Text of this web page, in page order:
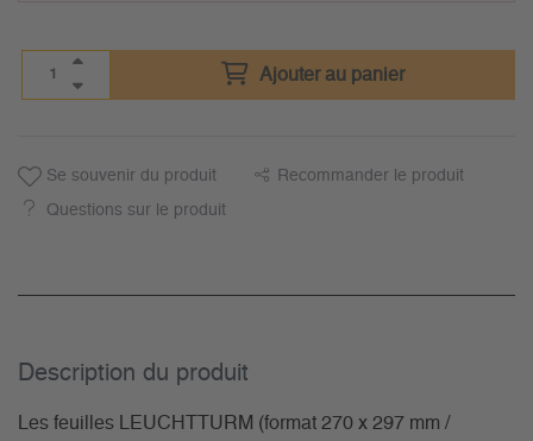
Ajouter au panier
Se souvenir du produit Recommander le produit
Questions sur le produit
Description du­ produit
Les feuilles LEUCHTTURM (format 270 x 297 mm /